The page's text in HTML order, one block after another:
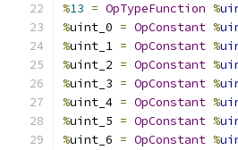
%13 = OpTypeFunction %
%uint_0 = OpConstant %
%uint_1 = OpConstant %
%uint_2 = OpConstant %
%uint_3 = OpConstant %
%uint_4 = OpConstant %
%uint_5 = OpConstant %
%uint_6 = OpConstant %